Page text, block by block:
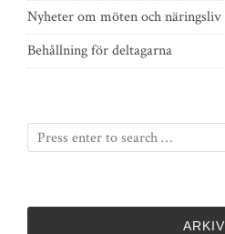
Nyheter om möten och näringsliv
Behållning för deltagarna
ARKIV